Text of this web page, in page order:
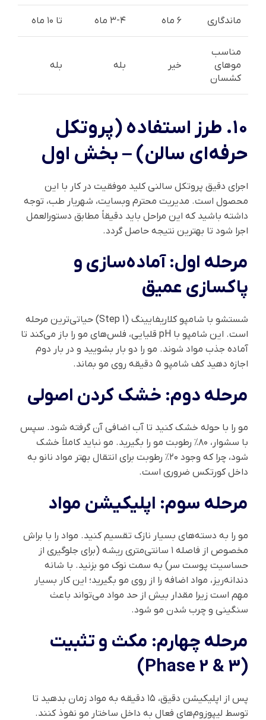
ماندگاری ۶ ماه ۳-۴ ماه تا ۱۰ ماه
مناسب
موهای
کشسان
خیر بله بله
۱۰. طرز استفاده (پروتکل
حرفه‌ای سالن) – بخش اول
اجرای دقیق پروتکل سالنی کلید موفقیت در کار با این
محصول است. مدیریت محترم وبسایت، شهریار طب، توجه
داشته باشید که این مراحل باید دقیقاً مطابق دستورالعمل
اجرا شود تا بهترین نتیجه حاصل گردد.
مرحله اول: آماده‌سازی و
پاکسازی عمیق
شستشو با شامپو کلاریفایینگ (Step 1) حیاتی‌ترین مرحله
است. این شامپو با pH قلیایی، فلس‌های مو را باز می‌کند تا
آماده جذب مواد شوند. مو را دو بار بشویید و در بار دوم
اجازه دهید کف شامپو ۵ دقیقه روی مو بماند.
مرحله دوم: خشک کردن اصولی
مو را با حوله خشک کنید تا آب اضافی آن گرفته شود. سپس
با سشوار، ۸۰٪ رطوبت مو را بگیرید. مو نباید کاملاً خشک
شود، چرا که وجود ۲۰٪ رطوبت برای انتقال بهتر مواد نانو به
داخل کورتکس ضروری است.
مرحله سوم: اپلیکیشن مواد
مو را به دسته‌های بسیار نازک تقسیم کنید. مواد را با براش
مخصوص از فاصله ۱ سانتی‌متری ریشه (برای جلوگیری از
حساسیت پوست سر) به سمت نوک مو بزنید. با شانه
دندانه‌ریز، مواد اضافه را از روی مو بگیرید؛ این کار بسیار
مهم است زیرا مقدار بیش از حد مواد می‌تواند باعث
سنگینی و چرب شدن مو شود.
مرحله چهارم: مکث و تثبیت
(Phase 2 & 3)
پس از اپلیکیشن دقیق، ۱۵ دقیقه به مواد زمان بدهید تا
توسط لیپوزوم‌های فعال به داخل ساختار مو نفوذ کنند.